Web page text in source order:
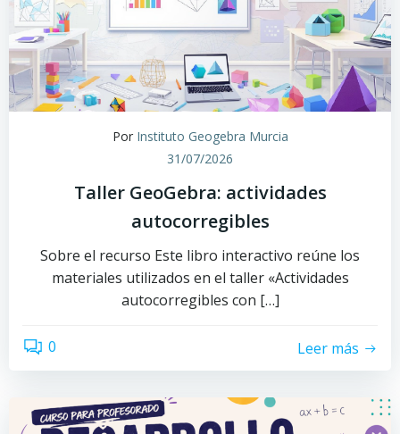
Por Instituto Geogebra Murcia
31/07/2026
Taller GeoGebra: actividades
autocorregibles
Sobre el recurso Este libro interactivo reúne los
materiales utilizados en el taller «Actividades
autocorregibles con […]
0 Leer más